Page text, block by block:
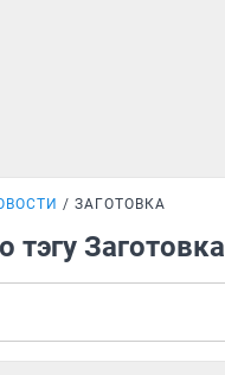
ЗАГОТОВКА
тэгу Заготовка